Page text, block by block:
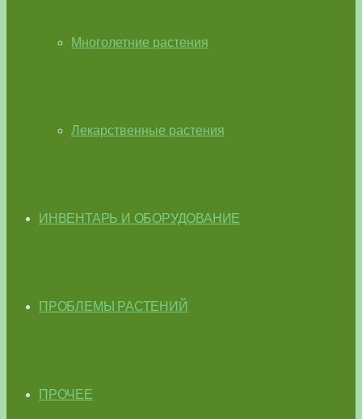
Многолетние растения
Лекарственные растения
ИНВЕНТАРЬ И ОБОРУДОВАНИЕ
ПРОБЛЕМЫ РАСТЕНИЙ
ПРОЧЕЕ